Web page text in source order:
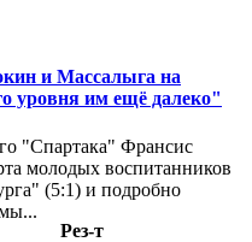
и Массалыга на
уровня им ещё далеко"
"Спартака" Франсис
молодых воспитанников
(5:1) и подробно
Рез-т